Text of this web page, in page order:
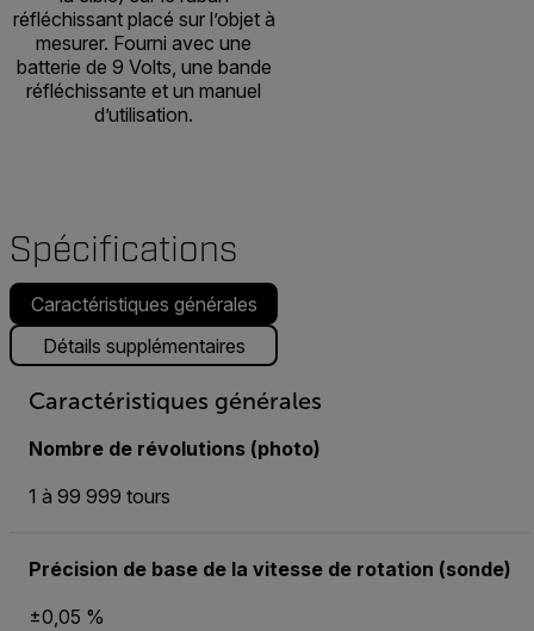
réfléchissant placé sur l’objet à
mesurer. Fourni avec une
batterie de 9 Volts, une bande
réfléchissante et un manuel
d’utilisation.
Spécifications
Caractéristiques générales
Détails supplémentaires
Caractéristiques générales
Nombre de révolutions (photo)
1 à 99 999 tours
Précision de base de la vitesse de rotation (sonde)
±0,05 %